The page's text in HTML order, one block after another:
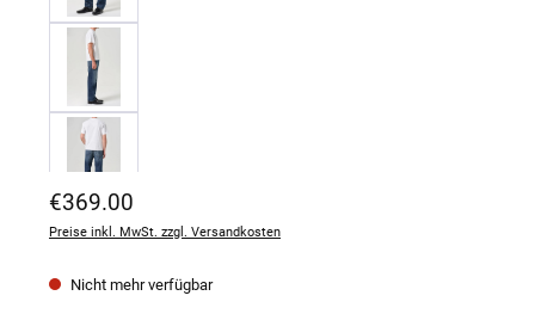
Regulärer Preis:
€369.00
Preise inkl. MwSt. zzgl. Versandkosten
Nicht mehr verfügbar